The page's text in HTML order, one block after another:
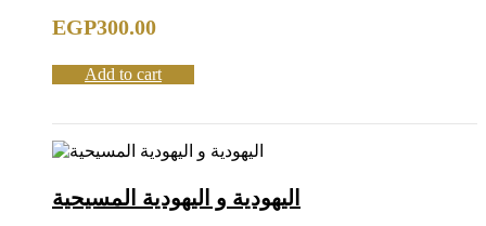
EGP300.00
Add to cart
اليهودية و اليهودية المسيحية